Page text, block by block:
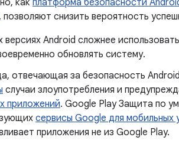
как платформа безопасности
позволяют снизить вероятность
версиях Android сложнее
обновлять систему.
отвечающая за безопасность
случаи злоупотребления и
приложений. Google Play Защита по
сервисы Google для мобильных
приложения не из Google Play.